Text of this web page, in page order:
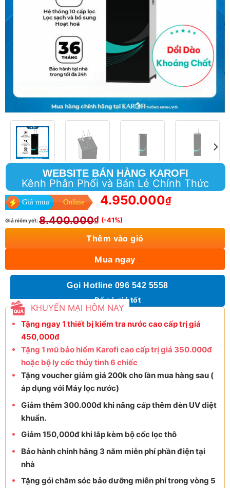
WEBSITE BÁN HÀNG KAROFI
Kênh Phân Phối và Bán Lẻ Chính Thức
Giá mua Online 4.950.000₫
Giá niêm yết:8.400.000₫ (-41%)
Thêm vào giỏ
Mua ngay
Gọi Hotline 096 542 5558
Để có giá tốt
KHUYẾN MẠI HÔM NAY
Tặng ngay 1 thiết bị kiểm tra nước cao cấp trị giá
450,000đ
Tặng 1 mũ bảo hiểm Karofi cao cấp trị giá 350.000đ
hoặc bộ ly cốc thủy tinh 6 chiếc
Tặng voucher giảm giá 200k cho lần mua hàng sau (
áp dụng với Máy lọc nước)
Giảm thêm 300.000đ khi nâng cấp thêm đèn UV diệt
khuẩn.
Giảm 150,000đ khi lắp kèm bộ cốc lọc thô
Bảo hành chính hãng 3 năm miễn phí phần điện tại
nhà
Tặng gói chăm sóc bảo dưỡng miễn phí trong vòng 5